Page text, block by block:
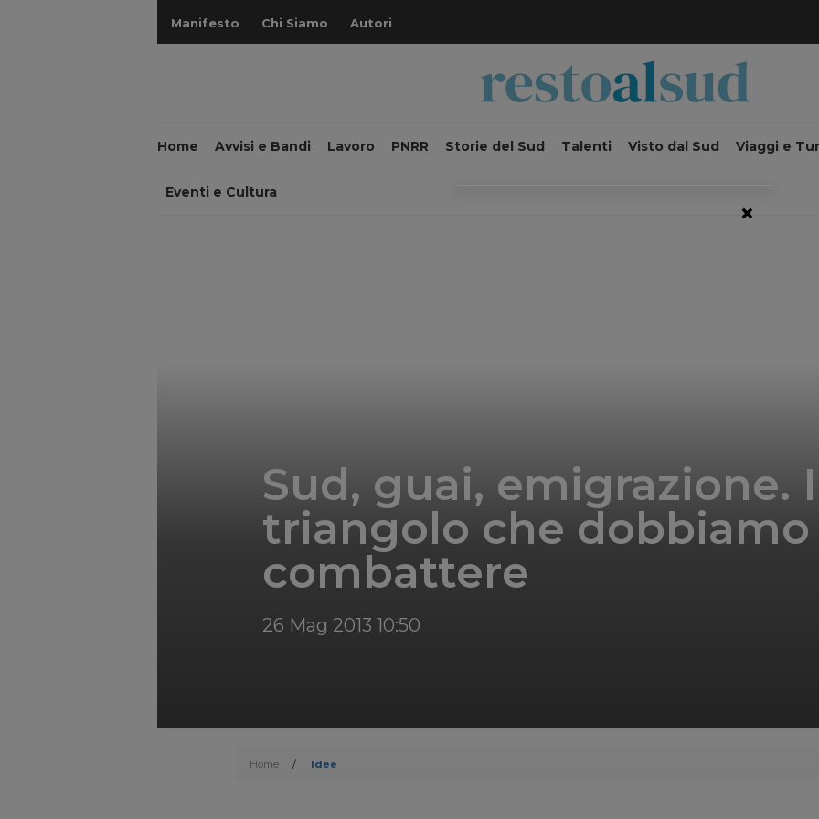
Manifesto Chi Siamo Autori
Home Avvisi e Bandi Lavoro PNRR Storie del Sud Talenti Visto dal Sud Viaggi e
Eventi e Cultura
Sud, guai, emigrazione.
triangolo che dobbiamo
combattere
26 Mag 2013 10:50
Home / Idee
×